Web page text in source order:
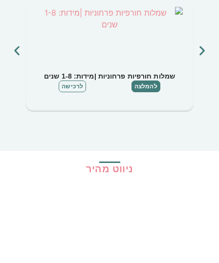
שמלות חורפיות פרחוניות |מידות: 1-8 שנים
להמלצה לרכישה
ניווט מהיר